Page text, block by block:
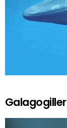
Galagogiller